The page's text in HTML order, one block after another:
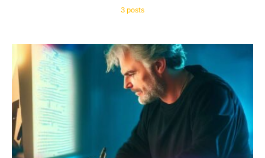
3 posts